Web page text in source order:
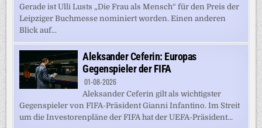
Gerade ist Ulli Lusts „Die Frau als Mensch“ für den Preis der
Leipziger Buchmesse nominiert worden. Einen anderen
Blick auf...
Aleksander Ceferin: Europas
Gegenspieler der FIFA
01-08-2026
Aleksander Ceferin gilt als wichtigster
Gegenspieler von FIFA-Präsident Gianni Infantino. Im Streit
um die Investorenpläne der FIFA hat der UEFA-Präsident...